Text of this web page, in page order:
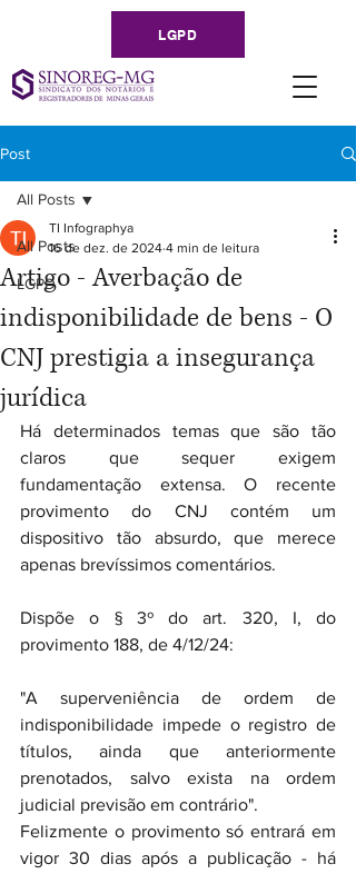
LGPD
Post
All Posts
LGPD
All Posts
Artigo - Averbação de
indisponibilidade de bens - O
CNJ prestigia a insegurança
jurídica
TI Infographya
16 de dez. de 2024 4 min de leitura
Há determinados temas que são tão
claros que sequer exigem
fundamentação extensa. O recente
provimento do CNJ contém um
dispositivo tão absurdo, que merece
apenas brevíssimos comentários.
Dispõe o § 3º do art. 320, I, do
provimento 188, de 4/12/24:
"A superveniência de ordem de
indisponibilidade impede o registro de
títulos, ainda que anteriormente
prenotados, salvo exista na ordem
judicial previsão em contrário".
Felizmente o provimento só entrará em
vigor 30 dias após a publicação - há